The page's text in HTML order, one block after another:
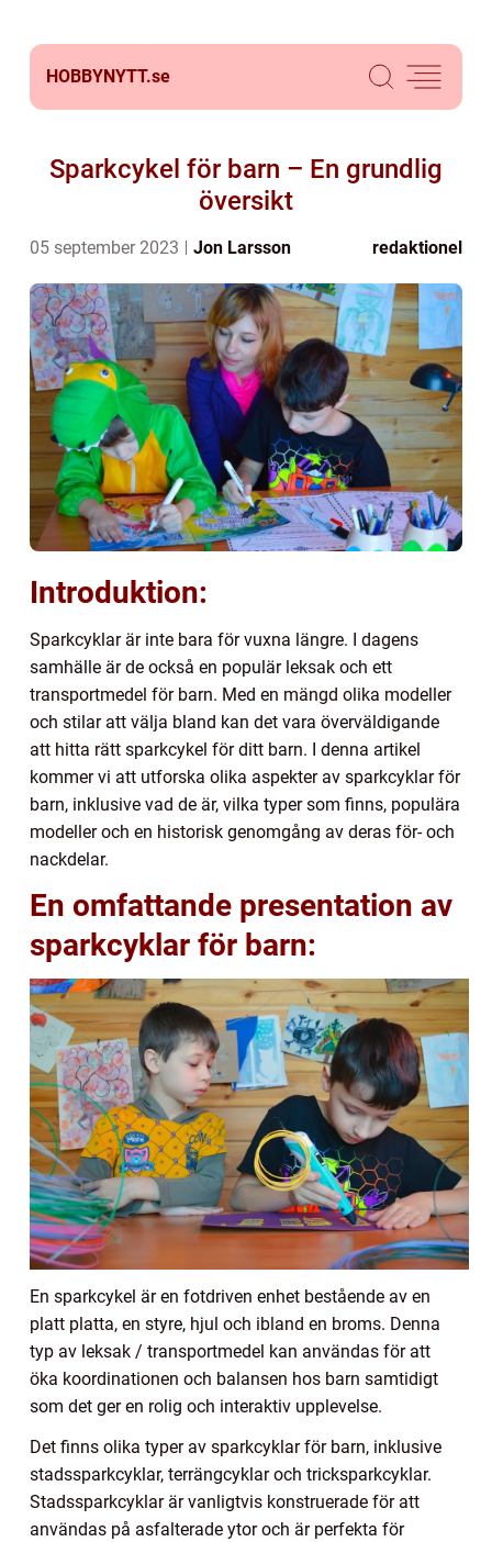
HOBBYNYTT.se
Sparkcykel för barn – En grundlig
översikt
05 september 2023 Jon Larsson redaktionel
Introduktion:
Sparkcyklar är inte bara för vuxna längre. I dagens
samhälle är de också en populär leksak och ett
transportmedel för barn. Med en mängd olika modeller
och stilar att välja bland kan det vara överväldigande
att hitta rätt sparkcykel för ditt barn. I denna artikel
kommer vi att utforska olika aspekter av sparkcyklar för
barn, inklusive vad de är, vilka typer som finns, populära
modeller och en historisk genomgång av deras för- och
nackdelar.
En omfattande presentation av
sparkcyklar för barn:
En sparkcykel är en fotdriven enhet bestående av en
platt platta, en styre, hjul och ibland en broms. Denna
typ av leksak / transportmedel kan användas för att
öka koordinationen och balansen hos barn samtidigt
som det ger en rolig och interaktiv upplevelse.
Det finns olika typer av sparkcyklar för barn, inklusive
stadssparkcyklar, terrängcyklar och tricksparkcyklar.
Stadssparkcyklar är vanligtvis konstruerade för att
användas på asfalterade ytor och är perfekta för